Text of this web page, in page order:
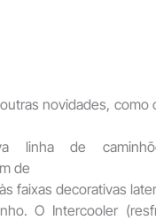
novidades, como
linha de
de
faixas decorativas
O Intercooler